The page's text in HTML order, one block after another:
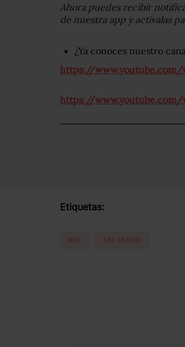
Ahora puedes recibir
de nuestra app y actívalas
¿Ya conoces nuestro
https://www.youtube.com/
https://www.youtube.com/
Etiquetas:
BBC BBC MUNDO